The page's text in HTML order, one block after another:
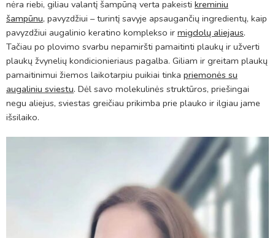
nėra riebi, giliau valantį šampūną verta pakeisti kreminiu
šampūnu, pavyzdžiui – turintį savyje apsaugančių ingredientų, kaip
pavyzdžiui augalinio keratino komplekso ir migdolų aliejaus.
Tačiau po plovimo svarbu nepamiršti pamaitinti plaukų ir užverti
plaukų žvynelių kondicionieriaus pagalba. Giliam ir greitam plaukų
pamaitinimui žiemos laikotarpiu puikiai tinka priemonės su
augaliniu sviestu. Dėl savo molekulinės struktūros, priešingai
negu aliejus, sviestas greičiau prikimba prie plauko ir ilgiau jame
išsilaiko.